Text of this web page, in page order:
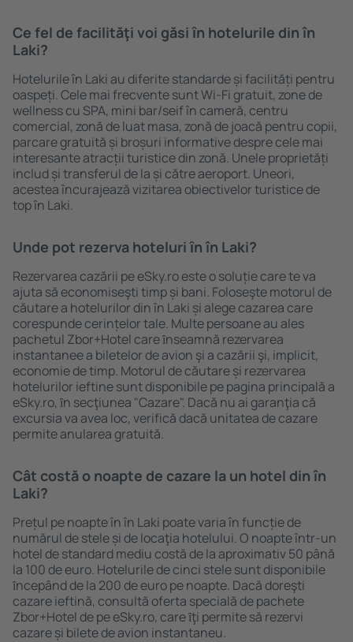
Ce fel de facilităţi voi găsi ȋn hotelurile din în
Laki?
Hotelurile în Laki au diferite standarde și facilități pentru
oaspeți. Cele mai frecvente sunt Wi-Fi gratuit, zone de
wellness cu SPA, mini bar/seif în cameră, centru
comercial, zonă de luat masa, zonă de joacă pentru copii,
parcare gratuită și broșuri informative despre cele mai
interesante atracții turistice din zonă. Unele proprietăți
includ și transferul de la și către aeroport. Uneori,
acestea încurajează vizitarea obiectivelor turistice de
top în Laki.
Unde pot rezerva hoteluri ȋn în Laki?
Rezervarea cazării pe eSky.ro este o soluție care te va
ajuta să economiseşti timp și bani. Foloseşte motorul de
căutare a hotelurilor din în Laki și alege cazarea care
corespunde cerințelor tale. Multe persoane au ales
pachetul Zbor+Hotel care ȋnseamnă rezervarea
instantanee a biletelor de avion şi a cazării şi, implicit,
economie de timp. Motorul de căutare și rezervarea
hotelurilor ieftine sunt disponibile pe pagina principală a
eSky.ro, ȋn secţiunea "Cazare". Dacă nu ai garanţia că
excursia va avea loc, verifică dacă unitatea de cazare
permite anularea gratuită.
Cât costă o noapte de cazare la un hotel din în
Laki?
Prețul pe noapte în în Laki poate varia în funcție de
numărul de stele și de locaţia hotelului. O noapte într-un
hotel de standard mediu costă de la aproximativ 50 până
la 100 de euro. Hotelurile de cinci stele sunt disponibile
ȋncepând de la 200 de euro pe noapte. Dacă doreşti
cazare ieftină, consultă oferta specială de pachete
Zbor+Hotel de pe eSky.ro, care ȋţi permite să rezervi
cazare și bilete de avion instantaneu.